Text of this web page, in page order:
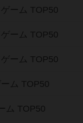
ゲーム TOP50
ーム TOP50
ーム TOP50
ム TOP50
ム TOP50